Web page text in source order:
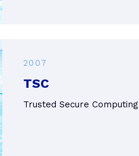
2007
TSC
Trusted Secure Computing